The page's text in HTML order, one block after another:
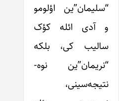
“سلیمان”ین اؤلومو
و آدی ائله کؤک
سالیب کی، بلکه
“نریمان”ین نوه-
نتیجه‌سینی،